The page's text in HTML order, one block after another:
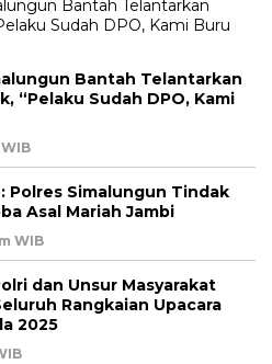
Bantah Telantarkan
“Pelaku Sudah DPO, Kami
Polres Simalungun Tindak
Asal Mariah Jambi
WIB
dan Unsur Masyarakat
Rangkaian Upacara
2025